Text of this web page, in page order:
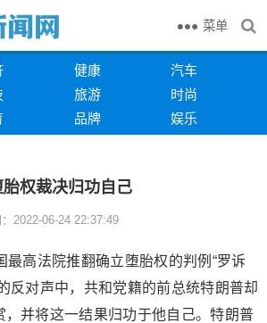
菜单
健康
汽车
旅游
时尚
品牌 娱乐
权裁决归功自己
2022-06-24 22:37:49
最高法院推翻确立堕胎权的判例“罗诉
反对声中，共和党籍的前总统特朗普却
，并将这一结果归功于他自己。特朗普